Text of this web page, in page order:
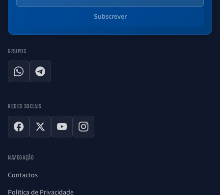
Subscrever
GRUPOS
WhatsAppTelegram
REDES SOCIAIS
Facebook
X YouTubeInstagram
NAVEGAÇÃO
Contactos
Politica de Privacidade